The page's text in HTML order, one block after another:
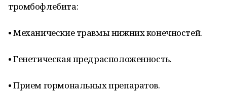
тромбофлебита:
• Механические травмы нижних конечностей.
• Генетическая предрасположенность.
• Прием гормональных препаратов.